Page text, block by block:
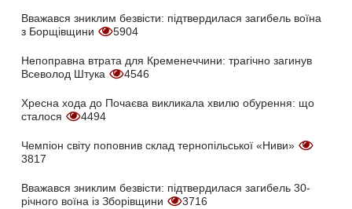
Вважався зниклим безвісти: підтвердилася загибель воїна
з Борщівщини
5904
Непоправна втрата для Кременеччини: трагічно загинув
Всеволод Штука
4546
Хресна хода до Почаєва викликала хвилю обурення: що
сталося
4494
Чемпіон світу поповнив склад тернопільської «Ниви»
3817
Вважався зниклим безвісти: підтвердилася загибель 30-
річного воїна із Зборівщини
3716